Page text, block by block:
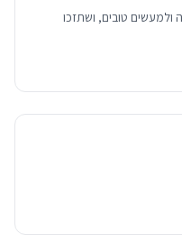
ולמעשים טובים, ושתזכו